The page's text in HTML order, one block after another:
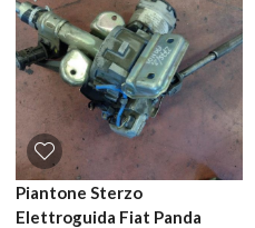
Piantone Sterzo
Elettroguida Fiat Panda